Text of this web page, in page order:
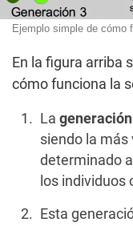
Ejemplo simple de cómo
En la figura arriba
cómo funciona la
La generación
siendo la más
determinado
los individuos
Esta